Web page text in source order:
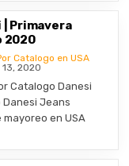
| Primavera
2020
Catalogo en USA
13, 2020
Catalogo Danesi
Danesi Jeans
en USA